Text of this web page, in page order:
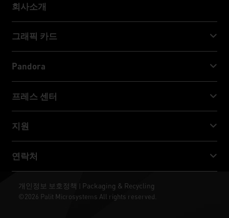
회사소개
회사소개
그래픽 카드
GeForce RTX™ 40 Series
GeForce RTX™ 30 Series
Pandora
NVIDIA Jetson Orin™ Nano Super
프레스 센터
소셜 미디어
수상 & 리뷰
지원
ThunderMaster
ARGB SYNC
연락처
판매처
개인정보 보호정책 | Packaging & Recycling
©2026 Palit Microsystems All rights reserved.